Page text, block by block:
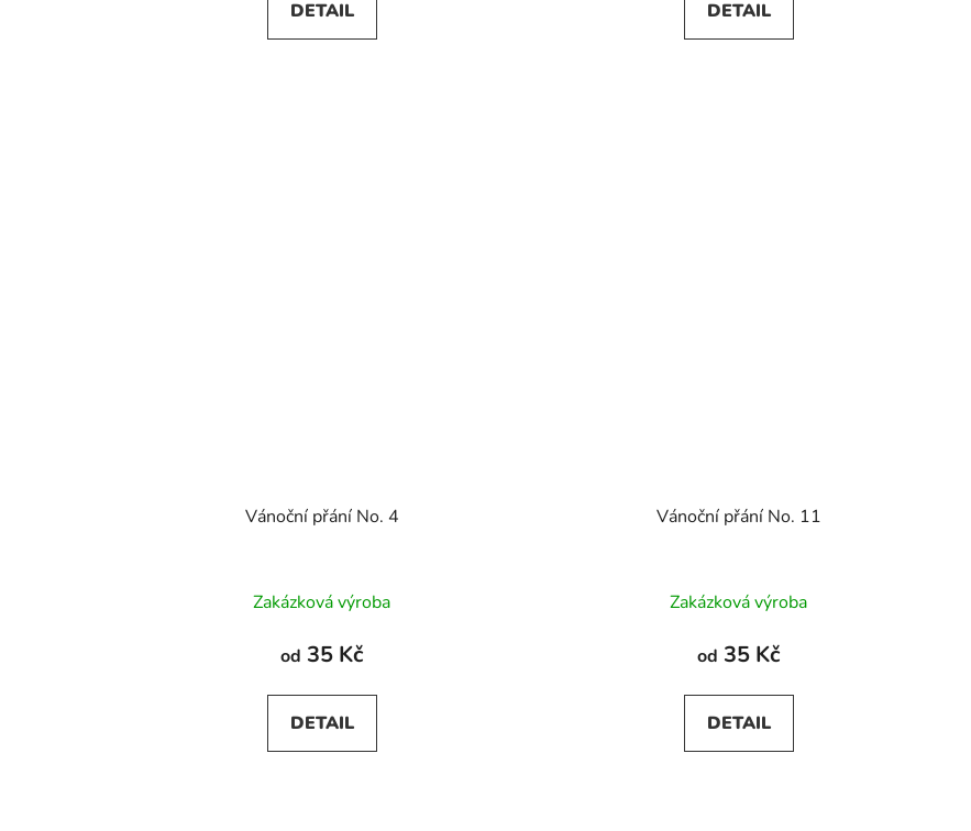
DETAIL DETAIL
Vánoční přání No. 4
Zakázková výroba
od 35 Kč
DETAIL
Vánoční přání No. 11
Zakázková výroba
od 35 Kč
DETAIL